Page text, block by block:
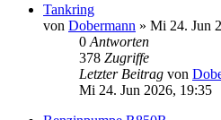
Tankring
von Dobermann » Mi 24. Jun
0 Antworten
378 Zugriffe
Letzter Beitrag von
Mi 24. Jun 2026, 19:35